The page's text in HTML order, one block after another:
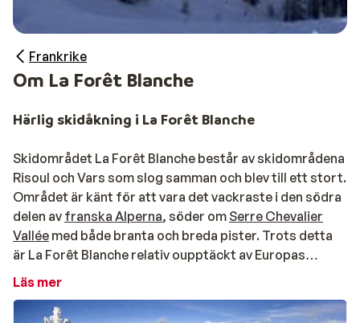
Frankrike
Om La Forêt Blanche
Härlig skidåkning i La Forêt Blanche
Skidområdet La Forêt Blanche består av skidområdena
Risoul och Vars som slog samman och blev till ett stort.
Området är känt för att vara det vackraste i den södra
delen av franska Alperna, söder om Serre Chevalier
Vallée med både branta och breda pister. Trots detta
är La Forêt Blanche relativ oupptäckt av Europas
skidturister, så här slipper du trängsel och kö i de
Läs mer